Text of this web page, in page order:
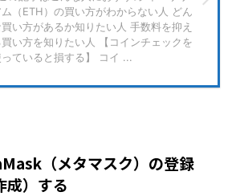
ム（ETH）の買い方がわからない人 どん
買い方があるか知りたい人 手数料を抑え
買い方を知りたい人 【コインチェックを
ていると損する】 コイ ...
（メタマスク）の登録
成）する